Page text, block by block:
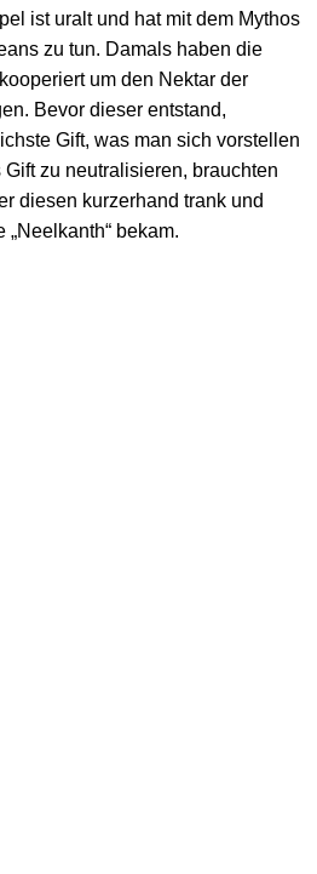
ist uralt und hat mit dem Mythos
zu tun. Damals haben die
um den Nektar der
Bevor dieser entstand,
Gift, was man sich vorstellen
zu neutralisieren, brauchten
diesen kurzerhand trank und
bekam.